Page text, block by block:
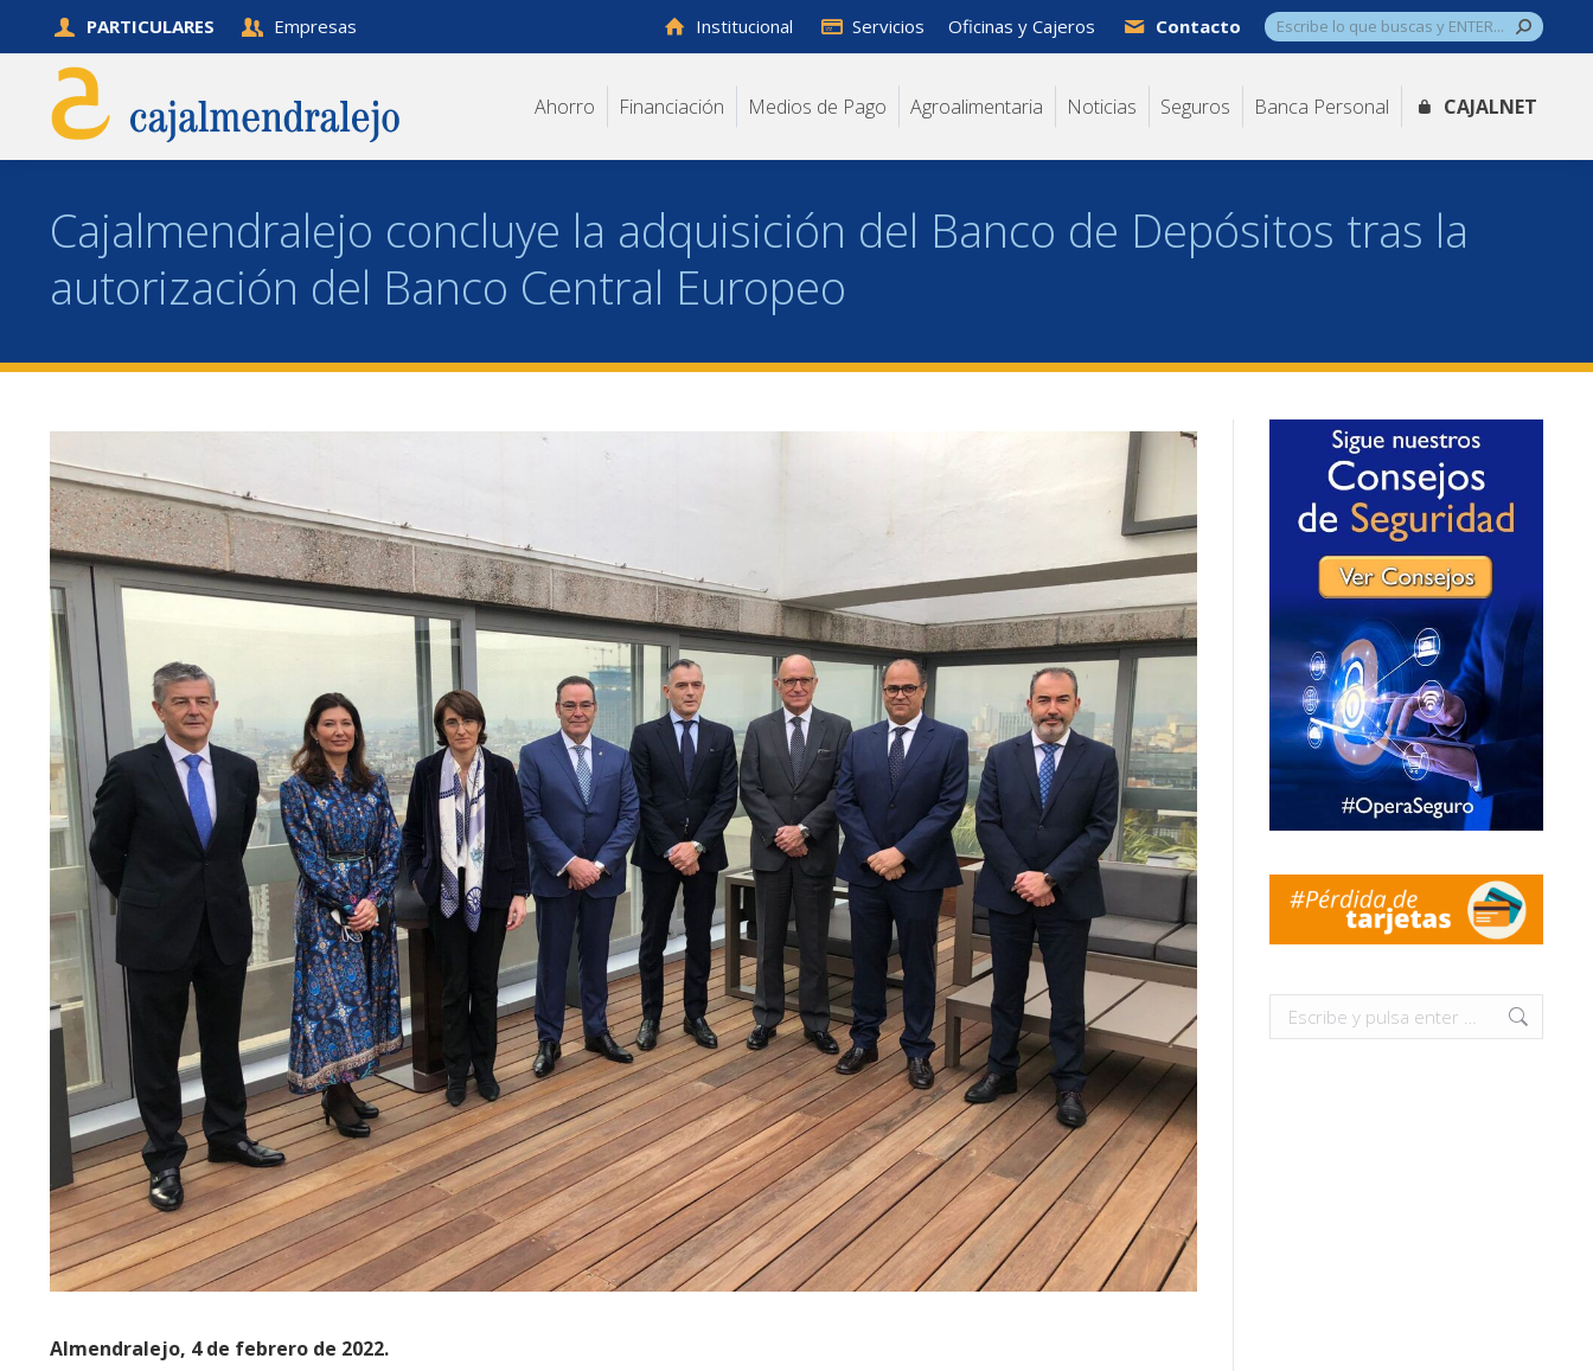
PARTICULARES Empresas Institucional Servicios Oficinas y Cajeros Contacto Buscar:
Ahorro Financiación Medios de Pago Agroalimentaria Noticias Seguros Banca Personal CAJALNET
Cajalmendralejo concluye la adquisición del Banco de Depósitos tras la
autorización del Banco Central Europeo
Almendralejo, 4 de febrero de 2022.
Buscar: